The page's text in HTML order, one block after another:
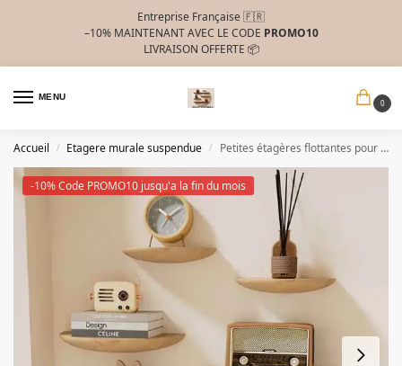
Entreprise Française 🇫🇷
–10% MAINTENANT AVEC LE CODE PROMO10
LIVRAISON OFFERTE 📦
MENU
0
Accueil / Etagere murale suspendue / Petites étagères flottantes pour murale
-10% Code PROMO10 jusqu'a la fin du mois